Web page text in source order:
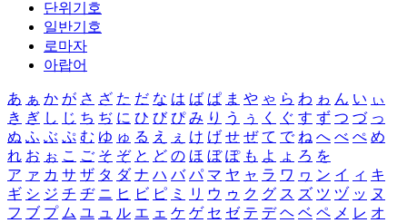
단위기호
일반기호
로마자
아랍어
あ ぁ か が さ ざ た だ な は ば ぱ ま や ゃ ら わ ゎ ん い ぃ
き ぎ し じ ち ぢ に ひ び ぴ み り う ぅ く ぐ す ず つ づ っ
ぬ ふ ぶ ぷ む ゆ ゅ る え ぇ け げ せ ぜ て で ね へ べ ぺ め
れ お ぉ こ ご そ ぞ と ど の ほ ぼ ぽ も よ ょ ろ を
ア ァ カ サ ザ タ ダ ナ ハ バ パ マ ヤ ャ ラ ワ ヮ ン イ ィ キ
ギ シ ジ チ ヂ ニ ヒ ビ ピ ミ リ ウ ゥ ク グ ス ズ ツ ヅ ッ ヌ
フ ブ プ ム ユ ュ ル エ ェ ケ ゲ セ ゼ テ デ ヘ ベ ペ メ レ オ